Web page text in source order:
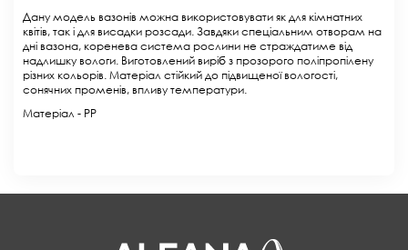
Дану модель вазонів можна використовувати як для кімнатних
квітів, так і для висадки розсади. Завдяки спеціальним отворам на
дні вазона, коренева система рослини не страждатиме від
надлишку вологи. Виготовлений виріб з прозорого поліпропілену
різних кольорів. Матеріал стійкий до підвищеної вологості,
сонячних променів, впливу температури.
Матеріал - PP